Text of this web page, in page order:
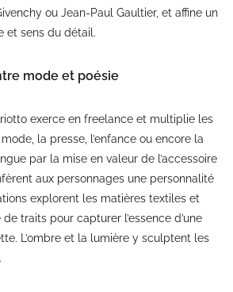
ou Jean-Paul Gaultier, et affine un
et sens du détail.
mode et poésie
exerce en freelance et multiplie les
la presse, l’enfance ou encore la
par la mise en valeur de l’accessoire
aux personnages une personnalité
explorent les matières textiles et
de traits pour capturer l’essence d’une
L’ombre et la lumière y sculptent les